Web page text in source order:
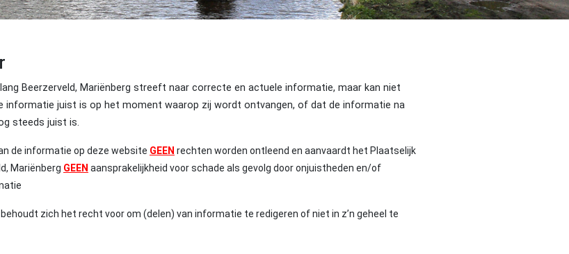
Beerzerveld, Mariënberg streeft naar correcte en actuele informatie, maar kan niet
informatie juist is op het moment waarop zij wordt ontvangen, of dat de informatie na
steeds juist is.
de informatie op deze website GEEN rechten worden ontleend en aanvaardt het Plaatselijk
Mariënberg GEEN aansprakelijkheid voor schade als gevolg door onjuistheden en/of
zich het recht voor om (delen) van informatie te redigeren of niet in z’n geheel te